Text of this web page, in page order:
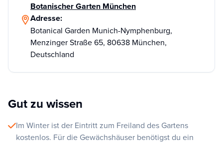
Botanischer Garten München
Adresse:
Botanical Garden Munich-Nymphenburg,
Menzinger Straße 65, 80638 München,
Deutschland
Gut zu wissen
Im Winter ist der Eintritt zum Freiland des Gartens
kostenlos. Für die Gewächshäuser benötigst du ein